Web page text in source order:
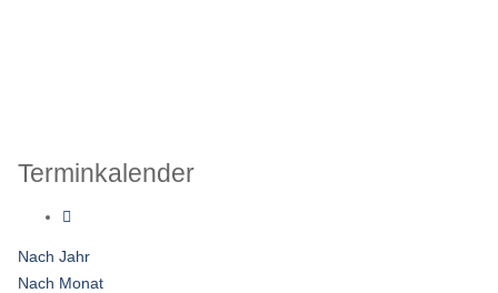
Terminkalender
Nach Jahr
Nach Monat